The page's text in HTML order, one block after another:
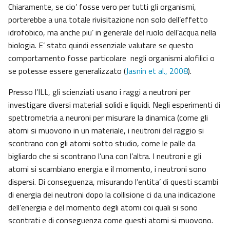
Chiaramente, se cio’ fosse vero per tutti gli organismi,
porterebbe a una totale rivisitazione non solo dell’effetto
idrofobico, ma anche piu’ in generale del ruolo dell’acqua nella
biologia. E’ stato quindi essenziale valutare se questo
comportamento fosse particolare negli organismi alofilici o
se potesse essere generalizzato (Jasnin et al., 2008).
Presso l’ILL, gli scienziati usano i raggi a neutroni per
investigare diversi materiali solidi e liquidi. Negli esperimenti di
spettrometria a neuroni per misurare la dinamica (come gli
atomi si muovono in un materiale, i neutroni del raggio si
scontrano con gli atomi sotto studio, come le palle da
bigliardo che si scontrano l’una con l’altra. I neutroni e gli
atomi si scambiano energia e il momento, i neutroni sono
dispersi. Di conseguenza, misurando l’entita’ di questi scambi
di energia dei neutroni dopo la collisione ci da una indicazione
dell’energia e del momento degli atomi coi quali si sono
scontrati e di conseguenza come questi atomi si muovono.